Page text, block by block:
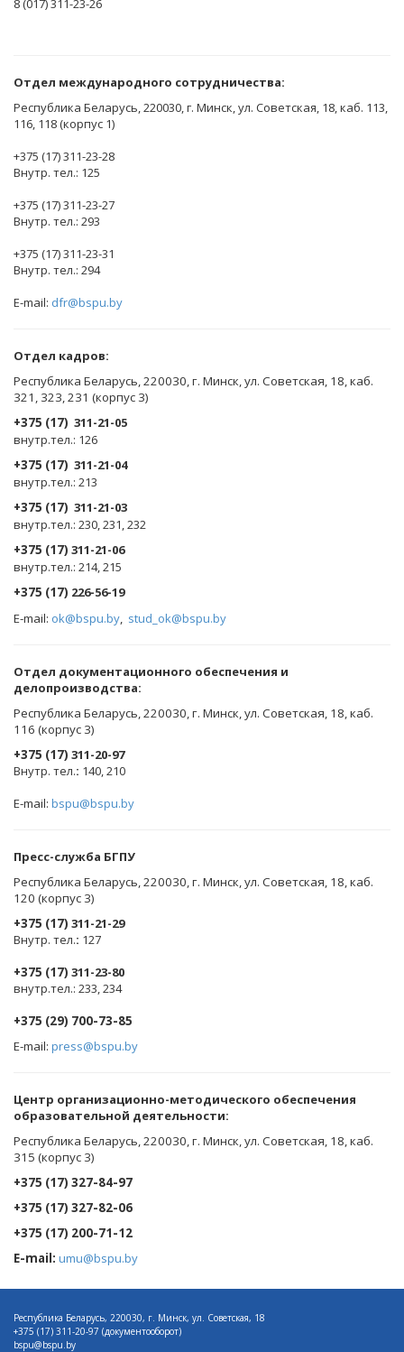
8 (017) 311-23-26
Отдел международного сотрудничества:
Республика Беларусь, 220030, г. Минск, ул. Советская, 18, каб. 113,
116, 118 (корпус 1)
+375 (17) 311-23-28
Внутр. тел.: 125
+375 (17) 311-23-27
Внутр. тел.: 293
+375 (17) 311-23-31
Внутр. тел.: 294
E-mail: dfr@bspu.by
Отдел кадров:
Республика Беларусь, 220030, г. Минск, ул. Советская, 18, каб.
321, 323, 231 (корпус 3)
+375 (17) 311-21-05
внутр.тел.: 126
+375 (17) 311-21-04
внутр.тел.: 213
+375 (17) 311-21-03
внутр.тел.: 230, 231, 232
+375 (17) 311-21-06
внутр.тел.: 214, 215
+375 (17) 226-56-19
E-mail: ok@bspu.by, stud_ok@bspu.by
Oтдел документационного обеспечения и
делопроизводства:
Республика Беларусь, 220030, г. Минск, ул. Советская, 18, каб.
116 (корпус 3)
+375 (17) 311-20-97
Внутр. тел.: 140, 210
E-mail: bspu@bspu.by
Пресс-служба БГПУ
Республика Беларусь, 220030, г. Минск, ул. Советская, 18, каб.
120 (корпус 3)
+375 (17) 311-21-29
Внутр. тел.: 127
+375 (17) 311-23-80
внутр.тел.: 233, 234
+375 (29) 700-73-85
E-mail: press@bspu.by
Центр организационно-методического обеспечения
образовательной деятельности:
Республика Беларусь, 220030, г. Минск, ул. Советская, 18, каб.
315 (корпус 3)
+375 (17) 327-84-97
+375 (17) 327-82-06
+375 (17) 200-71-12
E-mail: umu@bspu.by
Республика Беларусь, 220030, г. Минск, ул. Советская, 18
+375 (17) 311-20-97 (документооборот)
bspu@bspu.by